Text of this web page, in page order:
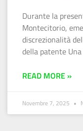
Durante la
Montecitorio,
discrezionalità
della patente
READ MORE »
Novembre 7, 2025